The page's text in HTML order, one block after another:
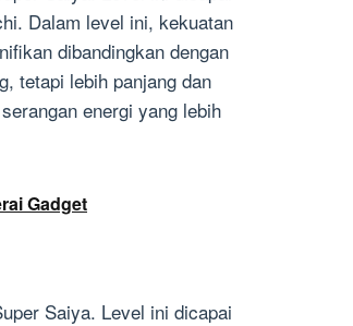
Dalam level ini, kekuatan
dibandingkan dengan
tetapi lebih panjang dan
energi yang lebih
Gadget
Saiya. Level ini dicapai